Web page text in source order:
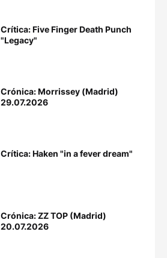
Crítica: Five Finger Death Punch
"Legacy"
Crónica: Morrissey (Madrid)
29.07.2026
Crítica: Haken "in a fever dream"
Crónica: ZZ TOP (Madrid)
20.07.2026